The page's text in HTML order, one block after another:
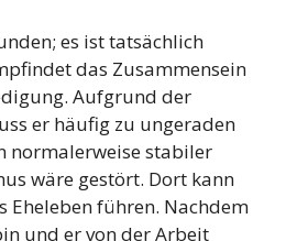
es ist tatsächlich
das Zusammensein
Aufgrund der
er häufig zu ungeraden
normalerweise stabiler
wäre gestört. Dort kann
Eheleben führen. Nachdem
und er von der Arbeit